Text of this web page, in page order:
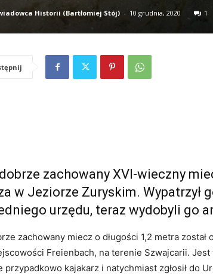
Historii (Bartłomiej Stój) - 10 grudnia, 2020 1
zachowany XVI-wieczny
w Jeziorze Zuryskim. Wypatrzył
urzędu, teraz wydobyli go
zachowany miecz o długości 1,2 metra
Freienbach, na terenie Szwajcarii.
przypadkowo kajakarz i natychmiast zgłosił do